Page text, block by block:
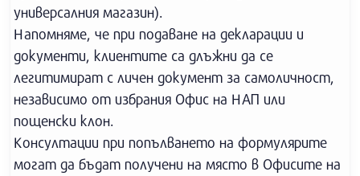
универсалния магазин).
Напомняме, че при подаване на декларации и
документи, клиентите са длъжни да се
легитимират с личен документ за самоличност,
независимо от избрания Офис на НАП или
пощенски клон.
Консултации при попълването на формулярите
могат да бъдат получени на място в Офисите на